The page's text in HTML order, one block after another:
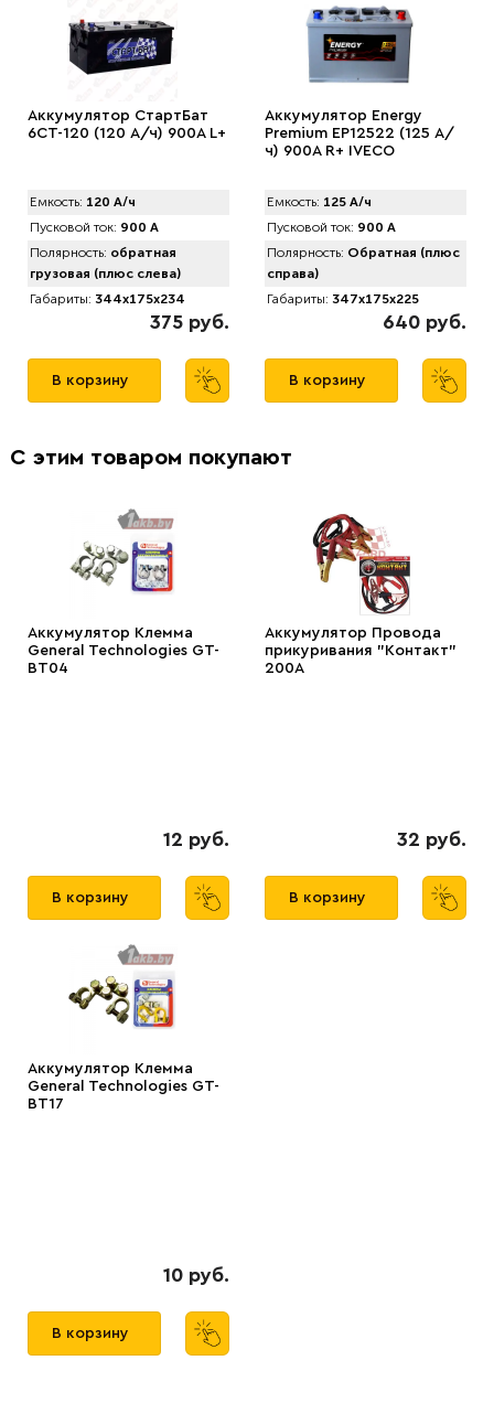
Аккумулятор СтартБат
6СТ-120 (120 А/ч) 900A L+
Емкость: 120 А/ч
Пусковой ток: 900 А
Полярность: обратная
грузовая (плюс слева)
Габариты: 344x175x234
375 руб.
В корзину
Аккумулятор Energy
Premium EP12522 (125 А/
ч) 900A R+ IVECO
Емкость: 125 А/ч
Пусковой ток: 900 А
Полярность: Обратная (плюс
справа)
Габариты: 347x175x225
640 руб.
В корзину
С этим товаром покупают
Аккумулятор Клемма
General Technologies GT-
BT04
12 руб.
В корзину
Аккумулятор Провода
прикуривания "Контакт"
200А
32 руб.
В корзину
Аккумулятор Клемма
General Technologies GT-
BT17
10 руб.
В корзину